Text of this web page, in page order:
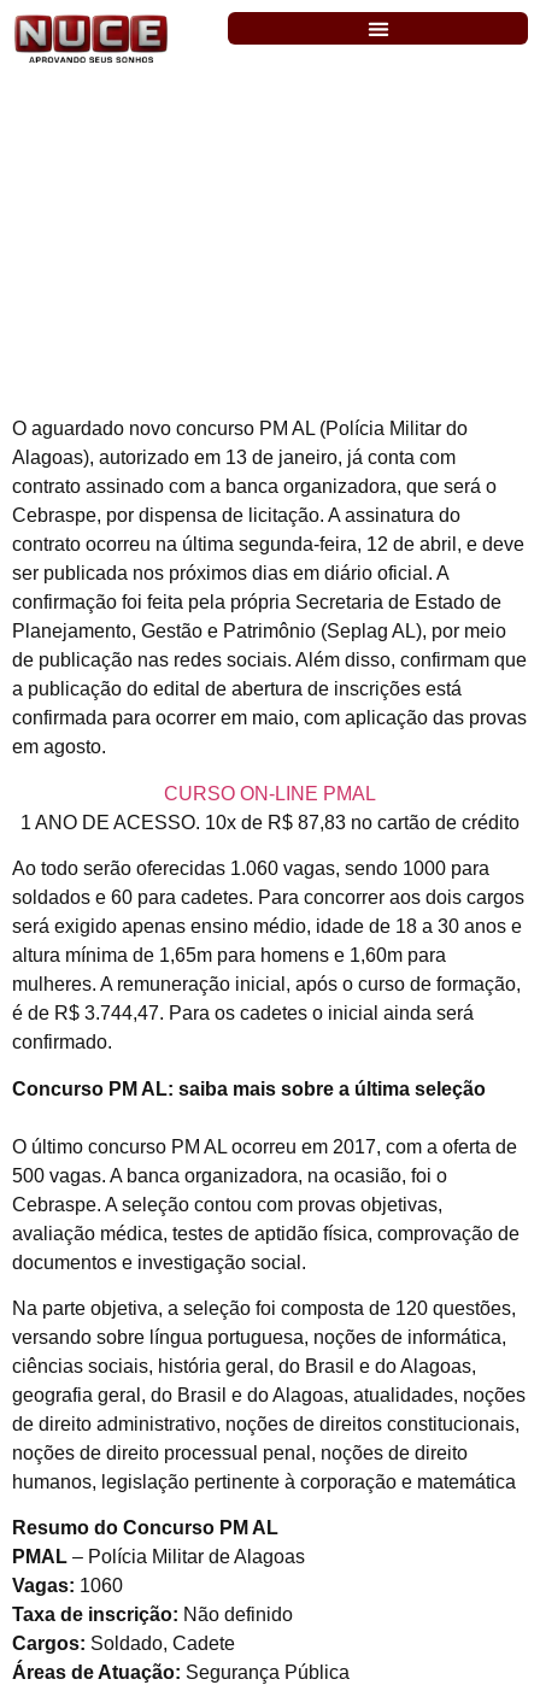
O aguardado novo concurso PM AL (Polícia Militar do
Alagoas), autorizado em 13 de janeiro, já conta com
contrato assinado com a banca organizadora, que será o
Cebraspe, por dispensa de licitação. A assinatura do
contrato ocorreu na última segunda-feira, 12 de abril, e deve
ser publicada nos próximos dias em diário oficial. A
confirmação foi feita pela própria Secretaria de Estado de
Planejamento, Gestão e Patrimônio (Seplag AL), por meio
de publicação nas redes sociais. Além disso, confirmam que
a publicação do edital de abertura de inscrições está
confirmada para ocorrer em maio, com aplicação das provas
em agosto.
CURSO ON-LINE PMAL
1 ANO DE ACESSO. 10x de R$ 87,83 no cartão de crédito
Ao todo serão oferecidas 1.060 vagas, sendo 1000 para
soldados e 60 para cadetes. Para concorrer aos dois cargos
será exigido apenas ensino médio, idade de 18 a 30 anos e
altura mínima de 1,65m para homens e 1,60m para
mulheres. A remuneração inicial, após o curso de formação,
é de R$ 3.744,47. Para os cadetes o inicial ainda será
confirmado.
Concurso PM AL: saiba mais sobre a última seleção
O último concurso PM AL ocorreu em 2017, com a oferta de
500 vagas. A banca organizadora, na ocasião, foi o
Cebraspe. A seleção contou com provas objetivas,
avaliação médica, testes de aptidão física, comprovação de
documentos e investigação social.
Na parte objetiva, a seleção foi composta de 120 questões,
versando sobre língua portuguesa, noções de informática,
ciências sociais, história geral, do Brasil e do Alagoas,
geografia geral, do Brasil e do Alagoas, atualidades, noções
de direito administrativo, noções de direitos constitucionais,
noções de direito processual penal, noções de direito
humanos, legislação pertinente à corporação e matemática
Resumo do Concurso PM AL
PMAL – Polícia Militar de Alagoas
Vagas: 1060
Taxa de inscrição: Não definido
Cargos: Soldado, Cadete
Áreas de Atuação: Segurança Pública